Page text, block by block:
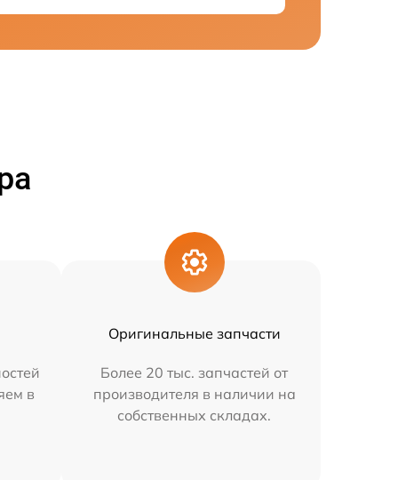
в
Оригинальные запчасти
Более 20 тыс. запчастей от
производителя в наличии на
собственных складах.